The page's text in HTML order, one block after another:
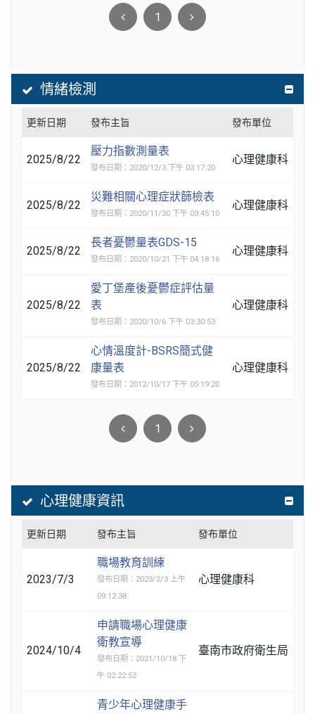
1
情緒檢測
更新日期 發布主旨 發布單位
2025/8/22
壓力指數測量表
發布日期：2020/12/3 下午 03:17:20
心理健康科
2025/8/22
災難相關心理症狀篩檢表
發布日期：2020/11/30 下午 03:45:10
心理健康科
2025/8/22
長者憂鬱量表GDS-15
發布日期：2020/10/21 下午 04:18:16
心理健康科
2025/8/22
愛丁堡產後憂鬱症評估量
表
發布日期：2020/10/6 下午 03:30:53
心理健康科
2025/8/22
心情溫度計-BSRS簡式健
康量表
發布日期：2012/10/17 下午 05:19:20
心理健康科
1
心理健康資訊
更新日期 發布主旨 發布單位
2023/7/3
職場教育訓練
發布日期：2023/2/3 上午
09:12:38
心理健康科
2024/10/4
申請職場心理健康
衛教宣導
發布日期：2021/10/18 下
午 02:22:52
臺南市政府衛生局
青少年心理健康手